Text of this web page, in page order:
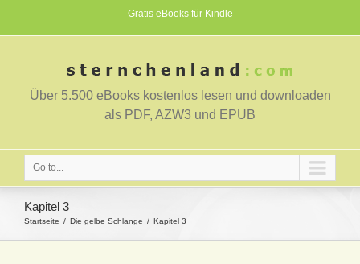
Gratis eBooks für Kindle
Über 5.500 eBooks kostenlos lesen und downloaden
als PDF, AZW3 und EPUB
Go to...
Kapitel 3
Startseite Die gelbe Schlange Kapitel 3